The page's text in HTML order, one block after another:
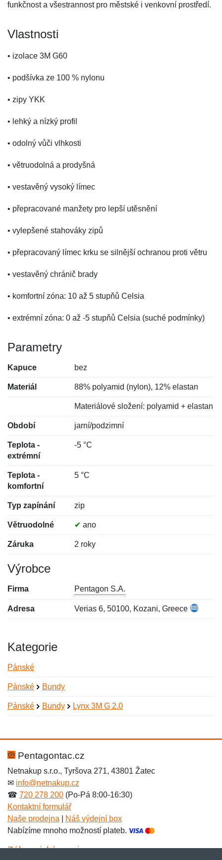
funkčnost a všestrannost pro městské i venkovní prostředí.
Vlastnosti
• izolace 3M G60
• podšívka ze 100 % nylonu
• zipy YKK
• lehký a nízký profil
• odolný vůči vlhkosti
• větruodolná a prodyšná
• vestavěný vysoký límec
• přepracované manžety pro lepší utěsnění
• vylepšené stahováky zipů
• přepracovaný límec krku se silnější ochranou proti větru
• vestavěný chránič brady
• komfortní zóna: 10 až 5 stupňů Celsia
• extrémní zóna: 0 až -5 stupňů Celsia (suché podmínky)
Parametry
Kapuce bez
Materiál 88% polyamid (nylon), 12% elastan
Materiálové složení: polyamid + elastan
Období jarní/podzimní
Teplota -
extrémní
-5 °C
Teplota -
komfortní
5 °C
Typ zapínání zip
Větruodolné ✔ ano
Záruka 2 roky
Výrobce
Firma Pentagon S.A.
Adresa Verias 6, 50100, Kozani, Greece
Kategorie
Pánské
Pánské Bundy
Pánské Bundy Lynx 3M G 2.0
Hodnocení:
Jméno: *
Jméno:
E-mail:*
Pentagontac.cz
Netnakup s.r.o., Tyršova 271, 43801 Žatec
✉ info@netnakup.cz
☎ 720 278 200 (Po-Pá 8:00-16:30)
Kontaktní formulář
Naše prodejna
Náš výdejní box
Nabízíme mnoho možností plateb.
Zákaznický servis